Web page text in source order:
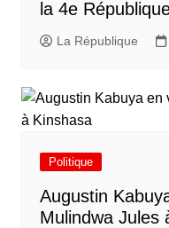
la 4e
La République
Politique
Augustin
Mulindwa Jules